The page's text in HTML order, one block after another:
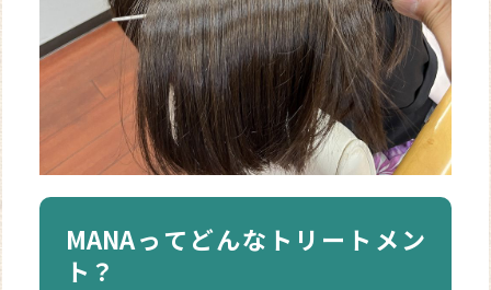
MANAってどんなトリートメン
ト？